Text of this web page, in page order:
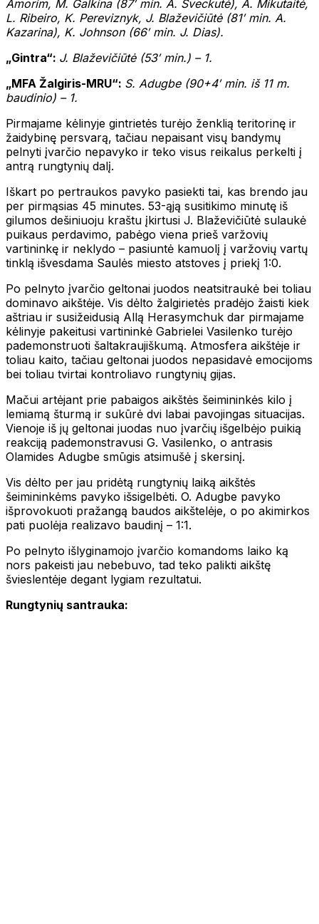
Amorim, M. Galkina (87′ min. A. Šveckutė), A. Mikutaitė,
L. Ribeiro, K. Pereviznyk, J. Blaževičiūtė (81′ min. A.
Kazarina), K. Johnson (66′ min. J. Dias).
„Gintra“: J. Blaževičiūtė (53′ min.) – 1.
„MFA Žalgiris-MRU“: S. Adugbe (90+4′ min. iš 11 m.
baudinio) – 1.
Pirmajame kėlinyje gintrietės turėjo ženklią teritorinę ir
žaidybinę persvarą, tačiau nepaisant visų bandymų
pelnyti įvarčio nepavyko ir teko visus reikalus perkelti į
antrą rungtynių dalį.
Iškart po pertraukos pavyko pasiekti tai, kas brendo jau
per pirmąsias 45 minutes. 53-ąją susitikimo minutę iš
gilumos dešiniuoju kraštu įkirtusi J. Blaževičiūtė sulaukė
puikaus perdavimo, pabėgo viena prieš varžovių
vartininkę ir neklydo – pasiuntė kamuolį į varžovių vartų
tinklą išvesdama Saulės miesto atstoves į priekį 1:0.
Po pelnyto įvarčio geltonai juodos neatsitraukė bei toliau
dominavo aikštėje. Vis dėlto žalgirietės pradėjo žaisti kiek
aštriau ir susižeidusią Allą Herasymchuk dar pirmajame
kėlinyje pakeitusi vartininkė Gabrielei Vasilenko turėjo
pademonstruoti šaltakraujiškumą. Atmosfera aikštėje ir
toliau kaito, tačiau geltonai juodos nepasidavė emocijoms
bei toliau tvirtai kontroliavo rungtynių gijas.
Mačui artėjant prie pabaigos aikštės šeimininkės kilo į
lemiamą šturmą ir sukūrė dvi labai pavojingas situacijas.
Vienoje iš jų geltonai juodas nuo įvarčių išgelbėjo puikią
reakciją pademonstravusi G. Vasilenko, o antrasis
Olamides Adugbe smūgis atsimušė į skersinį.
Vis dėlto per jau pridėtą rungtynių laiką aikštės
šeimininkėms pavyko išsigelbėti. O. Adugbe pavyko
išprovokuoti pražangą baudos aikštelėje, o po akimirkos
pati puolėja realizavo baudinį – 1:1.
Po pelnyto išlyginamojo įvarčio komandoms laiko ką
nors pakeisti jau nebebuvo, tad teko palikti aikštę
švieslentėje degant lygiam rezultatui.
Rungtynių santrauka: